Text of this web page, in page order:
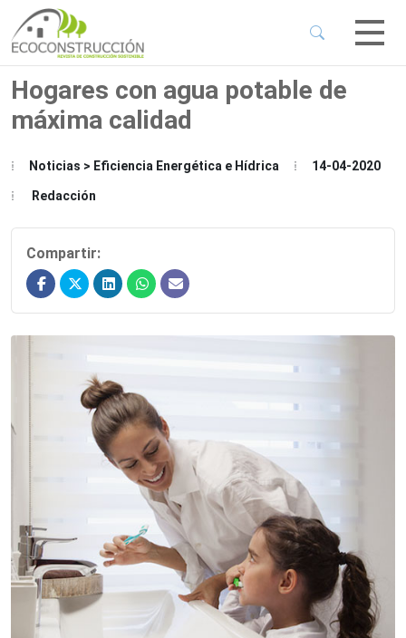
Menu
Menu
Hogares con agua potable de
máxima calidad
Noticias > Eficiencia Energética e Hídrica 14-04-2020
Redacción
Compartir: